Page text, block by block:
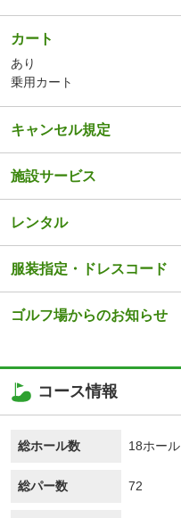
カート
あり
乗用カート
キャンセル規定
施設サービス
レンタル
服装指定・ドレスコード
ゴルフ場からのお知らせ
コース情報
総ホール数 18ホール
総パー数 72